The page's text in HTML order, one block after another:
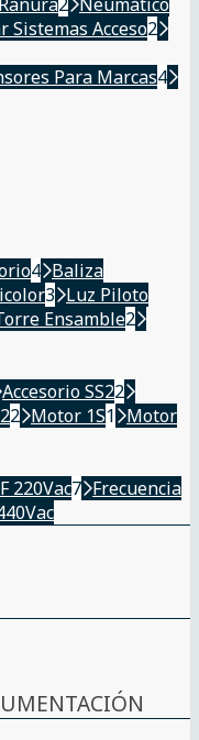
Sistemas Acceso2
Para Marcas4
4 Baliza
3 Luz Piloto
Ensamble2
Accesorio SS22
2 Motor 1S1 Motor
220Vac7 Frecuencia